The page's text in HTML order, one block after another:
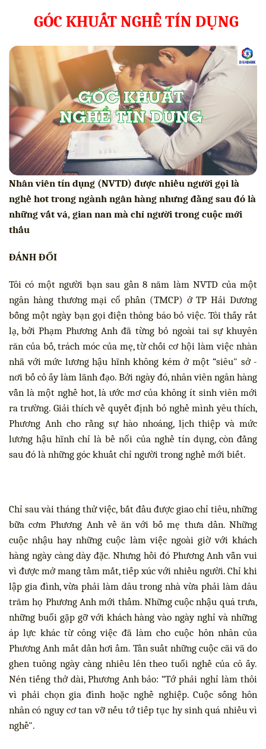
GÓC KHUẤT NGHỀ TÍN DỤNG
Nhân viên tín dụng (NVTD) được nhiều người gọi là
nghề hot trong ngành ngân hàng nhưng đằng sau đó là
những vất vả, gian nan mà chỉ người trong cuộc mới
thấu
ĐÁNH ĐỔI
Tôi có một người bạn sau gần 8 năm làm NVTD của một
ngân hàng thương mại cổ phần (TMCP) ở TP Hải Dương
bỗng một ngày bạn gọi điện thông báo bỏ việc. Tôi thấy rất
lạ, bởi Phạm Phương Anh đã từng bỏ ngoài tai sự khuyên
răn của bố, trách móc của mẹ, từ chối cơ hội làm việc nhàn
nhã với mức lương hậu hĩnh không kém ở một “siêu" sở -
nơi bố cô ấy làm lãnh đạo. Bởi ngày đó, nhân viên ngân hàng
vẫn là một nghề hot, là ước mơ của không ít sinh viên mới
ra trường. Giải thích về quyết định bỏ nghề mình yêu thích,
Phương Anh cho rằng sự hào nhoáng, lịch thiệp và mức
lương hậu hĩnh chỉ là bề nổi của nghề tín dụng, còn đằng
sau đó là những góc khuất chỉ người trong nghề mới biết.
Chỉ sau vài tháng thử việc, bắt đầu được giao chỉ tiêu, những
bữa cơm Phương Anh về ăn với bố mẹ thưa dần. Những
cuộc nhậu hay những cuộc làm việc ngoài giờ với khách
hàng ngày càng dày đặc. Nhưng hồi đó Phương Anh vẫn vui
vì được mở mang tầm mắt, tiếp xúc với nhiều người. Chỉ khi
lập gia đình, vừa phải làm dâu trong nhà vừa phải làm dâu
trăm họ Phương Anh mới thấm. Những cuộc nhậu quá trưa,
những buổi gặp gỡ với khách hàng vào ngày nghỉ và những
áp lực khác từ công việc đã làm cho cuộc hôn nhân của
Phương Anh mất dần hơi ấm. Tần suất những cuộc cãi vã do
ghen tuông ngày càng nhiều lên theo tuổi nghề của cô ấy.
Nén tiếng thở dài, Phương Anh bảo: “Tớ phải nghỉ làm thôi
vì phải chọn gia đình hoặc nghề nghiệp. Cuộc sống hôn
nhân có nguy cơ tan vỡ nếu tớ tiếp tục hy sinh quá nhiều vì
nghề".